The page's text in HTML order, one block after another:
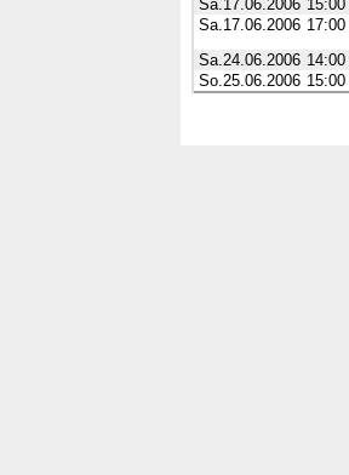
Sa.17.06.2006 15:00
Sa.17.06.2006 17:00
Sa.24.06.2006 14:00
So.25.06.2006 15:00